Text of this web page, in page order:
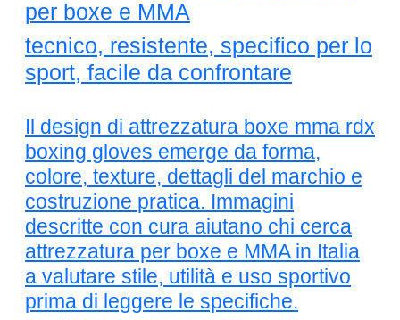
per boxe e MMA
tecnico, resistente, specifico per lo
sport, facile da confrontare
Il design di attrezzatura boxe mma rdx
boxing gloves emerge da forma,
colore, texture, dettagli del marchio e
costruzione pratica. Immagini
descritte con cura aiutano chi cerca
attrezzatura per boxe e MMA in Italia
a valutare stile, utilità e uso sportivo
prima di leggere le specifiche.